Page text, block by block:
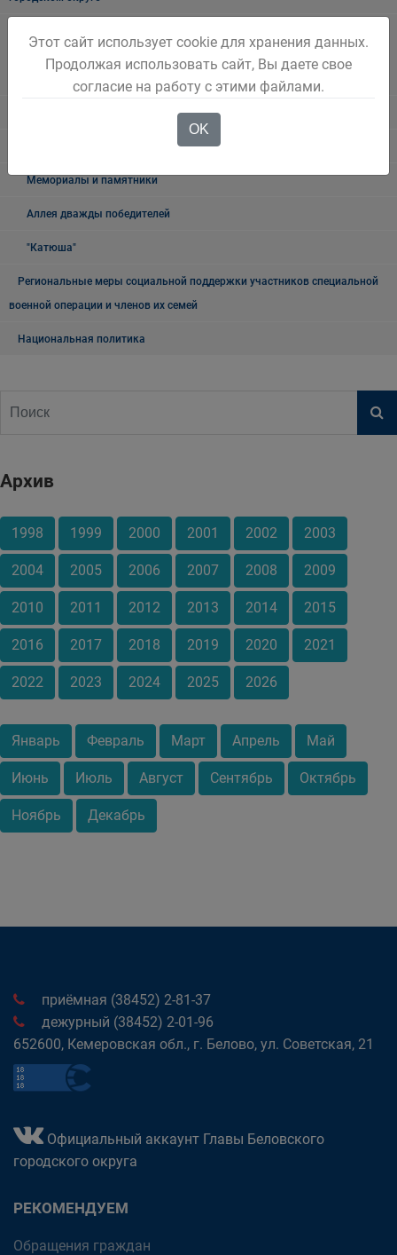
Мемориалы и памятники
Аллея дважды победителей
"Катюша"
Региональные меры социальной поддержки участников специальной
военной операции и членов их семей
Национальная политика
Архив
1998 1999 2000 2001 2002 2003
2004 2005 2006 2007 2008 2009
2010 2011 2012 2013 2014 2015
2016 2017 2018 2019 2020 2021
2022 2023 2024 2025 2026
Январь Февраль Март Апрель Май
Июнь Июль Август Сентябрь Октябрь
Ноябрь Декабрь
приёмная (38452) 2-81-37
дежурный (38452) 2-01-96
652600, Кемеровская обл., г. Белово, ул. Советская, 21
Официальный аккаунт Главы Беловского
городского округа
РЕКОМЕНДУЕМ
Обращения граждан
Этот сайт использует cookie для хранения данных.
Продолжая использовать сайт, Вы даете свое
согласие на работу с этими файлами.
OK